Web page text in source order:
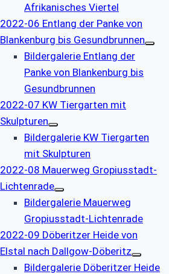
Afrikanisches Viertel
2022-06 Entlang der Panke von
Blankenburg bis Gesundbrunnen
Bildergalerie Entlang der
Panke von Blankenburg bis
Gesundbrunnen
2022-07 KW Tiergarten mit
Skulpturen
Bildergalerie KW Tiergarten
mit Skulpturen
2022-08 Mauerweg Gropiusstadt-
Lichtenrade
Bildergalerie Mauerweg
Gropiusstadt-Lichtenrade
2022-09 Döberitzer Heide von
Elstal nach Dallgow-Döberitz
Bildergalerie Döberitzer Heide